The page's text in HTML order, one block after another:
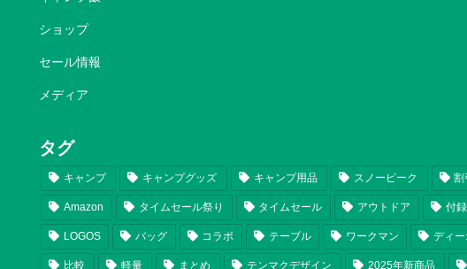
ショップ
セール情報
メディア
タグ
キャンプ キャンプグッズ キャンプ用品 スノーピーク 割
Amazon タイムセール祭り タイムセール アウトドア 付録
LOGOS バッグ コラボ テーブル ワークマン ディ
比較 軽量 まとめ テンマクデザイン 2025年新商品